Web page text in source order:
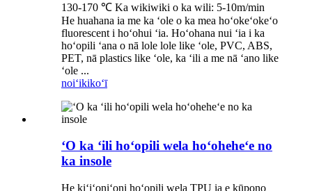
130-170 ℃ Ka wikiwiki o ka wili: 5-10m/min
He huahana ia me ka ʻole o ka mea hoʻokeʻokeʻo
fluorescent i hoʻohui ʻia. Hoʻohana nui ʻia i ka
hoʻopili ʻana o nā lole lole like ʻole, PVC, ABS,
PET, nā plastics like ʻole, ka ʻili a me nā ʻano like
ʻole ...
noiʻikikoʻī
ʻO ka ʻili hoʻopili wela hoʻoheheʻe no
ka insole
He kiʻiʻoniʻoni hoʻopili wela TPU ia e kūpono